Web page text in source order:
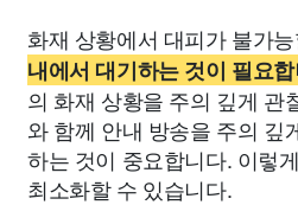
화재 상황에서 대피가 불가
내에서 대기하는 것이 필요
의 화재 상황을 주의 깊게 관
와 함께 안내 방송을 주의 깊
하는 것이 중요합니다. 이렇
최소화할 수 있습니다.